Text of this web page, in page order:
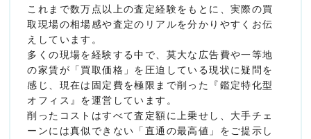
これまで数万点以上の査定経験をもとに、実際の買
取現場の相場感や査定のリアルを分かりやすくお伝
えしています。
多くの現場を経験する中で、莫大な広告費や一等地
の家賃が「買取価格」を圧迫している現状に疑問を
感じ、現在は固定費を極限まで削った『鑑定特化型
オフィス』を運営しています。
削ったコストはすべて査定額に上乗せし、大手チェ
ーンには真似できない「直通の最高値」をご提示し